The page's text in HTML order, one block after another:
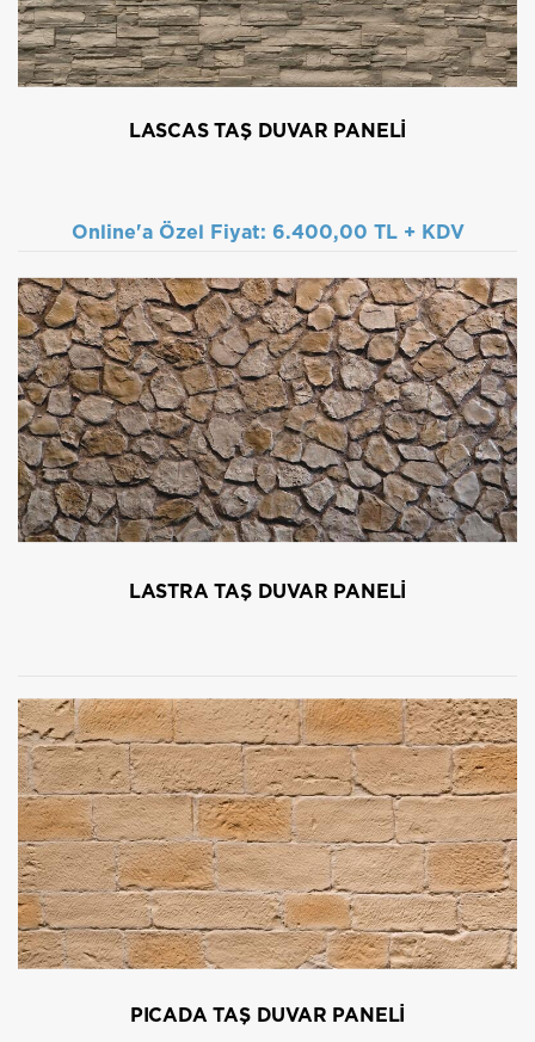
LASCAS TAŞ DUVAR PANELI
Online'a Özel Fiyat: 6.400,00 TL + KDV
LASTRA TAŞ DUVAR PANELİ
PICADA TAŞ DUVAR PANELİ